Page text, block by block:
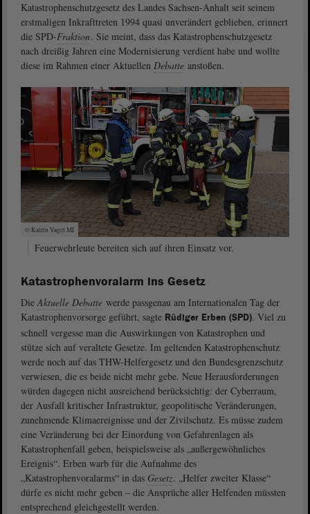
Katastrophenschutzgesetz des Landes Sachsen-Anhalt seit seinem
erstmaligen Inkrafttreten 1994 quasi unverändert geblieben, erinnert
die SPD-Fraktion. Sie meint, dass das Katastrophenschutzgesetz
nach dreißig Jahren eine Modernisierung verdient habe und wollte
diese im Rahmen einer Aktuellen Debatte anstoßen.
© Katrin Vagel MI
Feuerwehrleute bereiten sich auf ihren Einsatz vor.
Katastrophenvoralarm ins Gesetz
Die Aktuelle Debatte werde passgenau am Internationalen Tag der
Katastrophenvorsorge geführt, sagte Rüdiger Erben (SPD). Viel zu
schnell vergesse man die Auswirkungen von Katastrophen und
stütze sich auf veraltete Gesetze. Im geltenden Katastrophenschutz
werde noch auf das THW-Helfergesetz und den Bundesgrenzschutz
verwiesen, die es beide nicht mehr gebe. Neue Herausforderungen
würden dagegen nicht ausreichend berücksichtig: der Cyberraum,
der Ausfall kritischer Infrastruktur, geopolitische Veränderungen,
zunehmende Klimaereignisse und der Zivilschutz. Es müsse zudem
eine Veränderung bei der Einordung von Gefahrenlagen als
Katastrophenfall geben, beispielsweise als „außergewöhnliches
Ereignis“. Erben warb für die Aufnahme des
„Katastrophenvoralarms“ in das Gesetz. „Helfer zweiter Klasse“
dürfe es nicht mehr geben – die Ansprüche aller Helfenden müssten
entsprechend gleichgestellt werden.